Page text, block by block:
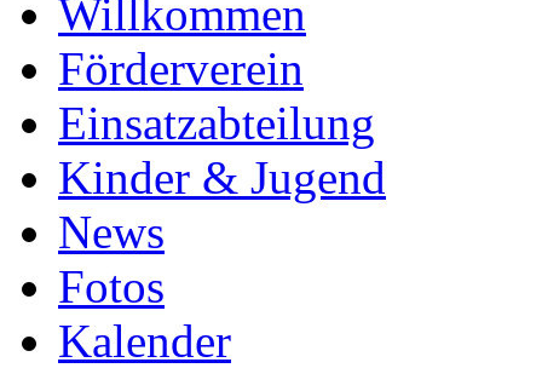
Willkommen
Förderverein
Einsatzabteilung
Kinder & Jugend
News
Fotos
Kalender